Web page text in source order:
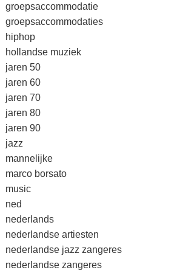
groepsaccommodatie
groepsaccommodaties
hiphop
hollandse muziek
jaren 50
jaren 60
jaren 70
jaren 80
jaren 90
jazz
mannelijke
marco borsato
music
ned
nederlands
nederlandse artiesten
nederlandse jazz zangeres
nederlandse zangeres